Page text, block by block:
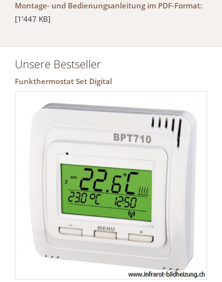
Montage- und Bedienungsanleitung im PDF-Format:
[1’447 KB]
Unsere Bestseller
Funkthermostat Set Digital